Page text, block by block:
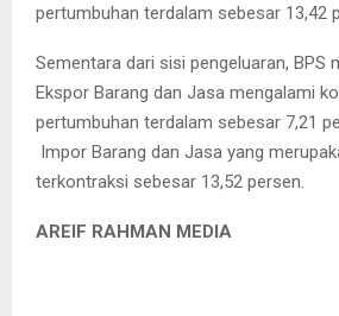
pertumbuhan terdalam sebesar 13,42
Sementara dari sisi pengeluaran, BPS
Ekspor Barang dan Jasa mengalami
pertumbuhan terdalam sebesar 7,21
Impor Barang dan Jasa yang
terkontraksi sebesar 13,52 persen.
AREIF RAHMAN MEDIA